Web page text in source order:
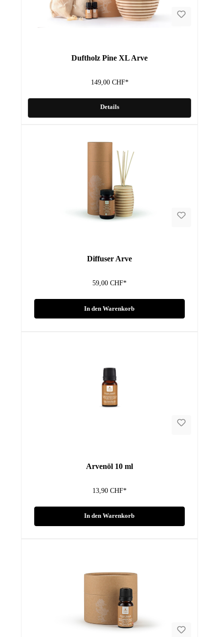
Duftholz Pine XL Arve
149,00 CHF*
Details
Diffuser Arve
59,00 CHF*
In den Warenkorb
Arvenöl 10 ml
13,90 CHF*
In den Warenkorb